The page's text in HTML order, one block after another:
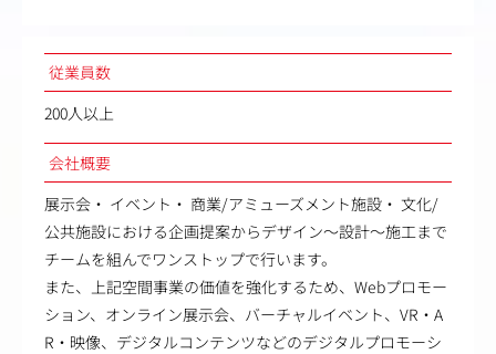
従業員数
200人以上
会社概要
展示会・ イベント・ 商業/アミューズメント施設・ 文化/
公共施設における企画提案からデザイン～設計～施工まで
チームを組んでワンストップで行います。
また、上記空間事業の価値を強化するため、Webプロモー
ション、オンライン展示会、バーチャルイベント、VR・A
R・映像、デジタルコンテンツなどのデジタルプロモーシ